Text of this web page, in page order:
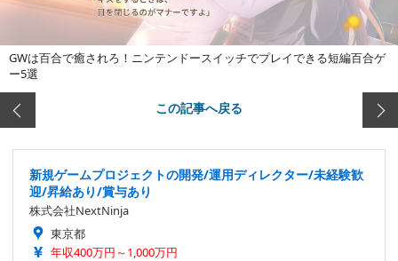
GWは百合で癒されろ！ニンテンドースイッチでプレイできる短編百合ゲ
ー5選
この記事へ戻る
新規ゲームプロジェクトの開発/運用ディレクター/未経験歓
迎/昇給あり/賞与あり
株式会社NextNinja
東京都
年収400万円～1,000万円